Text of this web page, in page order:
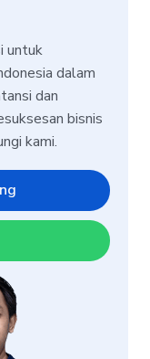
untuk
dalam
dan
bisnis
kami.